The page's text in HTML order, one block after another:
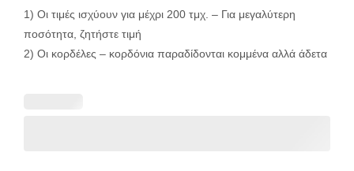
1) Οι τιμές ισχύουν για μέχρι 200 τμχ. – Για μεγαλύτερη
ποσότητα, ζητήστε τιμή
2) Οι κορδέλες – κορδόνια παραδίδονται κομμένα αλλά άδετα